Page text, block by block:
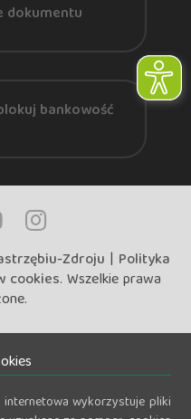
dokumentu
bankowość
Zdroju | Polityka
cookies. Wszelkie prawa
wykorzystuje pliki